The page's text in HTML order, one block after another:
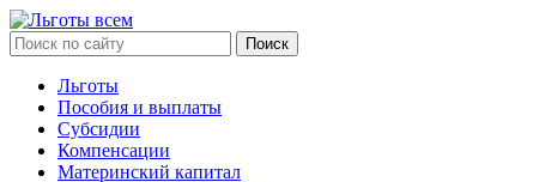
Льготы
Пособия и выплаты
Субсидии
Компенсации
Материнский капитал